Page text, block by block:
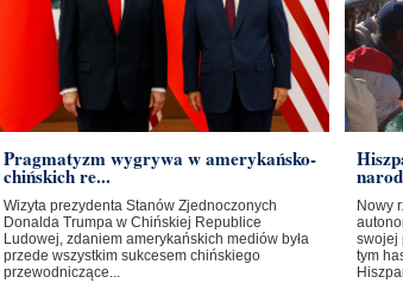
Pragmatyzm wygrywa w amerykańsko-
chińskich re...
Wizyta prezydenta Stanów Zjednoczonych
Donalda Trumpa w Chińskiej Republice
Ludowej, zdaniem amerykańskich mediów była
przede wszystkim sukcesem chińskiego
przewodniczące...
Nowy
swojej
tym